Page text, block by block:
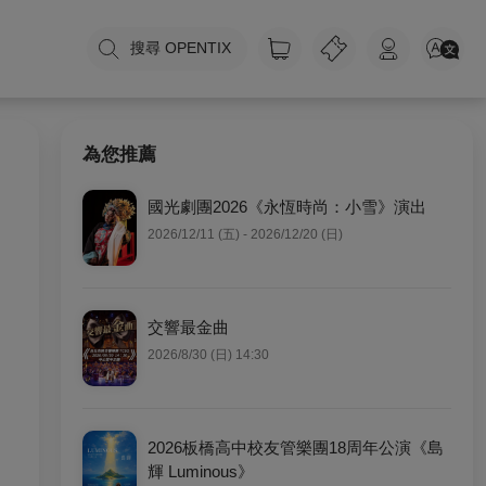
搜尋 OPENTIX
為您推薦
國光劇團2026《永恆時尚：小雪》演出
2026/12/11 (五) - 2026/12/20 (日)
交響最金曲
2026/8/30 (日) 14:30
2026板橋高中校友管樂團18周年公演《島
輝 Luminous》